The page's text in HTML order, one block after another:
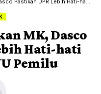
DPR Lebih Hati-hati Kaji Revisi UU Pemilu
MK, Dasco
Hati-hati
Pemilu